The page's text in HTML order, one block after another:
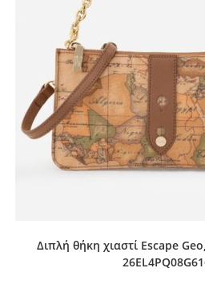
Διπλή θήκη χιαστί Escape